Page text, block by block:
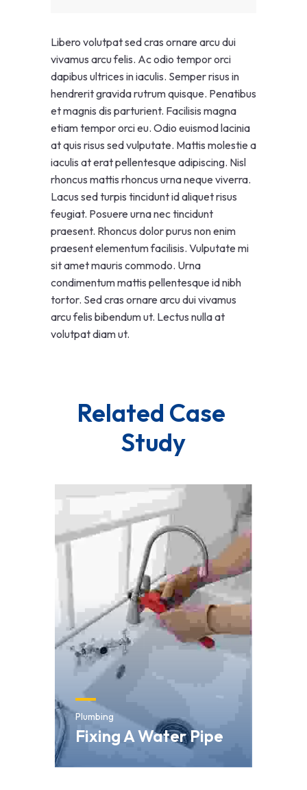
Libero volutpat sed cras ornare arcu dui
vivamus arcu felis. Ac odio tempor orci
dapibus ultrices in iaculis. Semper risus in
hendrerit gravida rutrum quisque. Penatibus
et magnis dis parturient. Facilisis magna
etiam tempor orci eu. Odio euismod lacinia
at quis risus sed vulputate. Mattis molestie a
iaculis at erat pellentesque adipiscing. Nisl
rhoncus mattis rhoncus urna neque viverra.
Lacus sed turpis tincidunt id aliquet risus
feugiat. Posuere urna nec tincidunt
praesent. Rhoncus dolor purus non enim
praesent elementum facilisis. Vulputate mi
sit amet mauris commodo. Urna
condimentum mattis pellentesque id nibh
tortor. Sed cras ornare arcu dui vivamus
arcu felis bibendum ut. Lectus nulla at
volutpat diam ut.
Related Case
Study
Plumbing
Fixing A Water Pipe